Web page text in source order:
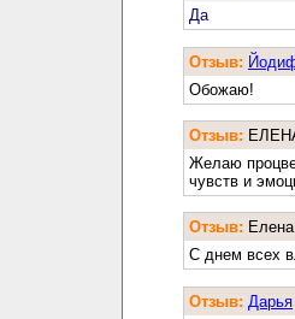
Да
Отзыв:
Обожаю!
Отзыв:
Желаю
чувств и
Отзыв:
С днем всех
Отзыв: Дарья